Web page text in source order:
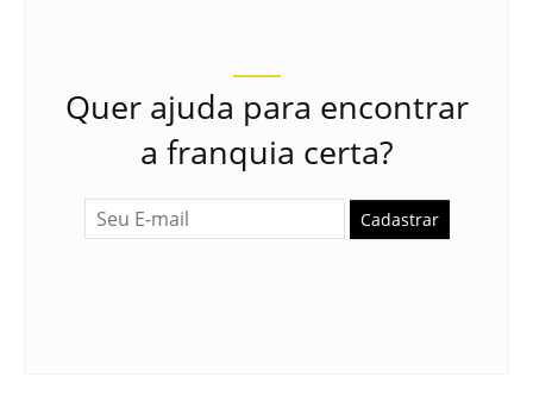
Quer ajuda para encontrar
a franquia certa?
Cadastrar